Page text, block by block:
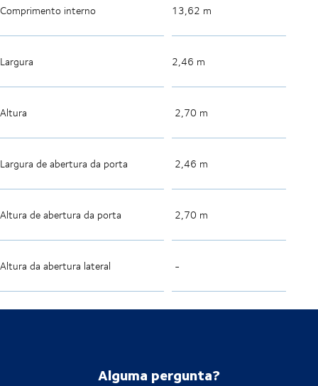
Comprimento interno 13,62 m
Largura 2,46 m
Altura 2,70 m
Largura de abertura da porta 2,46 m
Altura de abertura da porta 2,70 m
Altura da abertura lateral -
Alguma pergunta?